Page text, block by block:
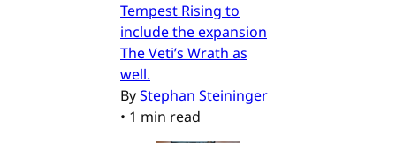
Tempest Rising to
include the expansion
The Veti’s Wrath as
well.
ByStephan Steininger
• 1 min read